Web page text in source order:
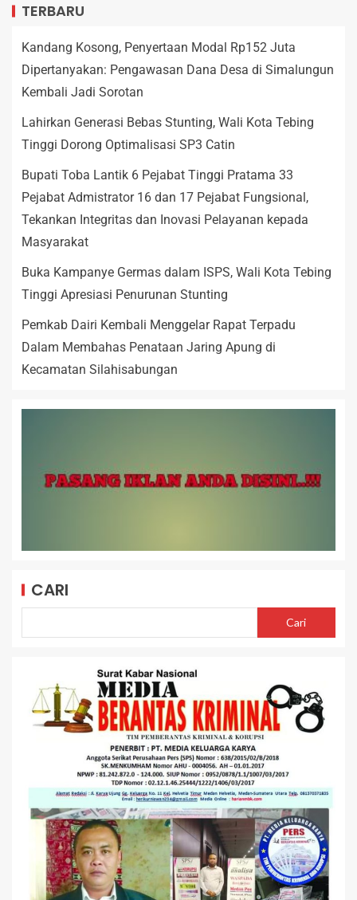
TERBARU
Kandang Kosong, Penyertaan Modal Rp152 Juta
Dipertanyakan: Pengawasan Dana Desa di Simalungun
Kembali Jadi Sorotan
Lahirkan Generasi Bebas Stunting, Wali Kota Tebing
Tinggi Dorong Optimalisasi SP3 Catin
Bupati Toba Lantik 6 Pejabat Tinggi Pratama 33
Pejabat Admistrator 16 dan 17 Pejabat Fungsional,
Tekankan Integritas dan Inovasi Pelayanan kepada
Masyarakat
Buka Kampanye Germas dalam ISPS, Wali Kota Tebing
Tinggi Apresiasi Penurunan Stunting
Pemkab Dairi Kembali Menggelar Rapat Terpadu
Dalam Membahas Penataan Jaring Apung di
Kecamatan Silahisabungan
CARI
Cari